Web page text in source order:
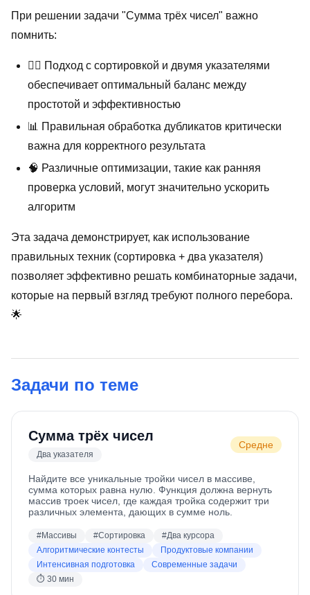
При решении задачи "Сумма трёх чисел" важно
помнить:
🤹‍♂️ Подход с сортировкой и двумя указателями
обеспечивает оптимальный баланс между
простотой и эффективностью
📊 Правильная обработка дубликатов критически
важна для корректного результата
🧠 Различные оптимизации, такие как ранняя
проверка условий, могут значительно ускорить
алгоритм
Эта задача демонстрирует, как использование
правильных техник (сортировка + два указателя)
позволяет эффективно решать комбинаторные задачи,
которые на первый взгляд требуют полного перебора.
🌟
Задачи по теме
Сумма трёх чисел
Два указателя
Средне
Найдите все уникальные тройки чисел в массиве,
сумма которых равна нулю. Функция должна вернуть
массив троек чисел, где каждая тройка содержит три
различных элемента, дающих в сумме ноль.
#Массивы #Сортировка #Два курсора
Алгоритмические контесты
Продуктовые компании
Интенсивная подготовка
Современные задачи
⏱ 30 мин